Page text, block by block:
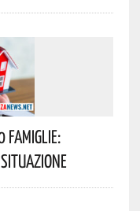
Famiglie:
Situazione